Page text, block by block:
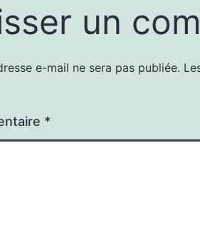
un
e-mail ne sera pas publiée.
*